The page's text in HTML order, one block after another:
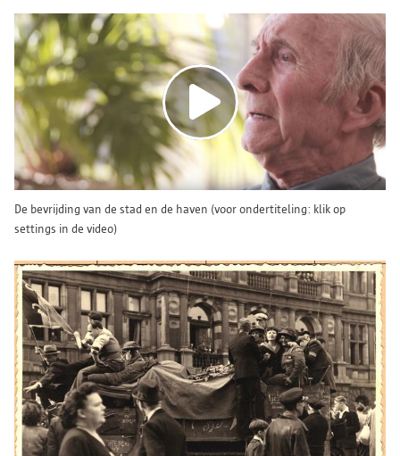
De bevrijding van de stad en de haven (voor ondertiteling: klik op
settings in de video)